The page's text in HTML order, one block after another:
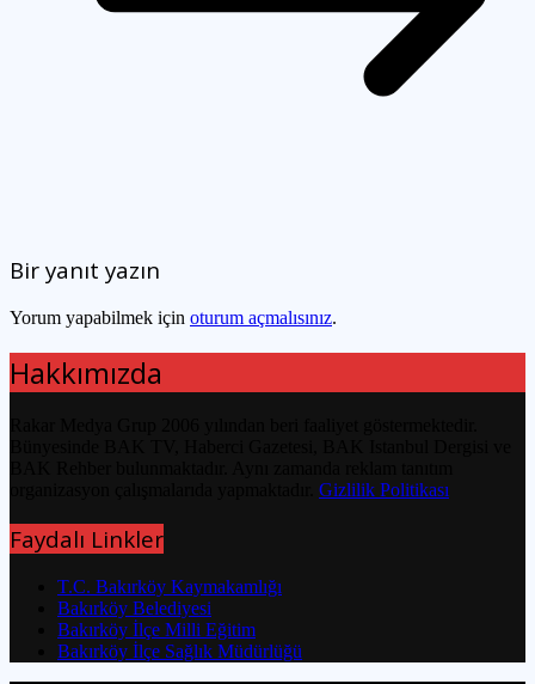
Bir yanıt yazın
Yorum yapabilmek için oturum açmalısınız.
Hakkımızda
Gizlilik Politikası
Faydalı Linkler
T.C. Bakırköy Kaymakamlığı
Bakırköy Belediyesi
Bakırköy İlçe Milli Eğitim
Bakırköy İlçe Sağlık Müdürlüğü